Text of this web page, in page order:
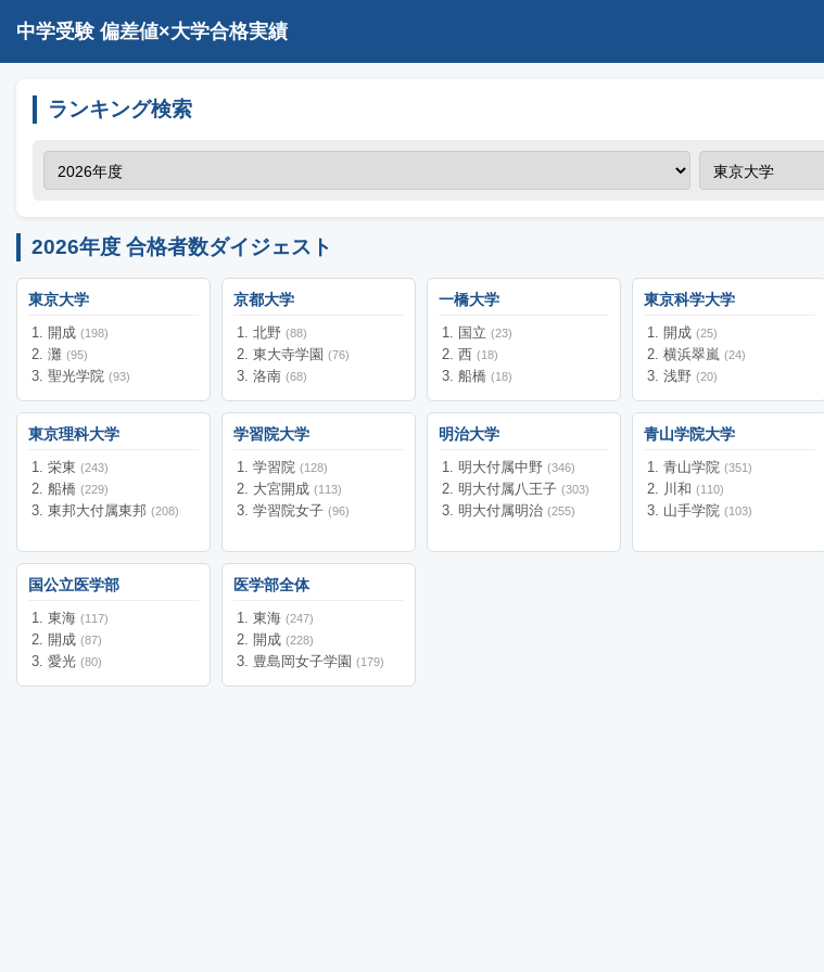
中学受験 偏差値×大学合格実績
ランキング検索
2026年度 合格者数ダイジェスト
東京大学
開成 (198)
灘 (95)
聖光学院 (93)
京都大学
北野(88)
東大寺学園(76)
洛南(68)
一橋大学
国立(23)
西(18)
船橋(18)
東京科学大学
開成(25)
横浜翠嵐(24)
浅野(20)
東京理科大学
栄東 (243)
船橋 (229)
東邦大付属東邦 (208)
学習院大学
学習院(128)
大宮開成(113)
学習院女子(96)
明治大学
明大付属中野(346)
明大付属八王子(303)
明大付属明治(255)
青山学院大学
青山学院(351)
川和(110)
山手学院(103)
国公立医学部
東海 (117)
開成 (87)
愛光 (80)
医学部全体
東海(247)
開成(228)
豊島岡女子学園(179)